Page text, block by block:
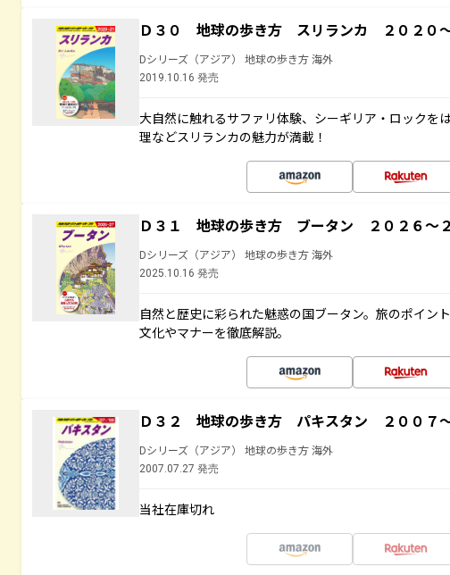
Ｄ３０ 地球の歩き方 スリランカ ２０２０
Dシリーズ（アジア） 地球の歩き方 海外
2019.10.16 発売
大自然に触れるサファリ体験、シーギリア・ロックを
理などスリランカの魅力が満載！
Ｄ３１ 地球の歩き方 ブータン ２０２６～
Dシリーズ（アジア） 地球の歩き方 海外
2025.10.16 発売
自然と歴史に彩られた魅惑の国ブータン。旅のポイン
文化やマナーを徹底解説。
Ｄ３２ 地球の歩き方 パキスタン ２００７
Dシリーズ（アジア） 地球の歩き方 海外
2007.07.27 発売
当社在庫切れ